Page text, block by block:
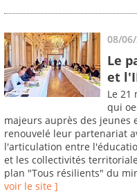
08/
Le
et
Le 21
qui
majeurs auprès des jeunes
renouvelé leur partenariat
l'articulation entre
et les collectivités
plan "Tous résilients" du
voir le site ]